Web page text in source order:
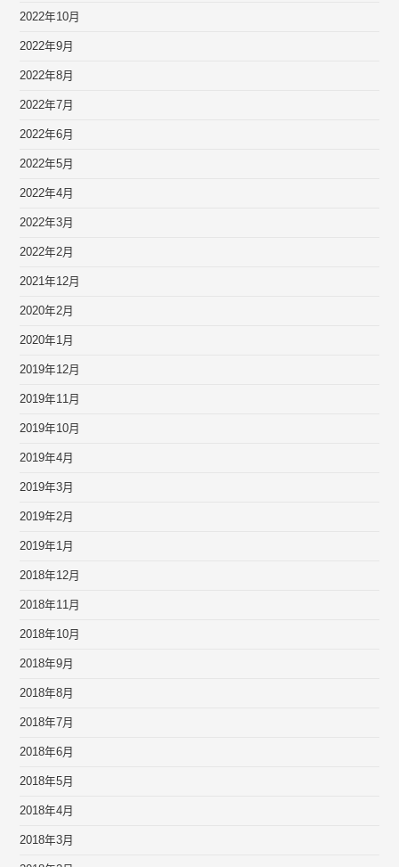
2022年10月
2022年9月
2022年8月
2022年7月
2022年6月
2022年5月
2022年4月
2022年3月
2022年2月
2021年12月
2020年2月
2020年1月
2019年12月
2019年11月
2019年10月
2019年4月
2019年3月
2019年2月
2019年1月
2018年12月
2018年11月
2018年10月
2018年9月
2018年8月
2018年7月
2018年6月
2018年5月
2018年4月
2018年3月